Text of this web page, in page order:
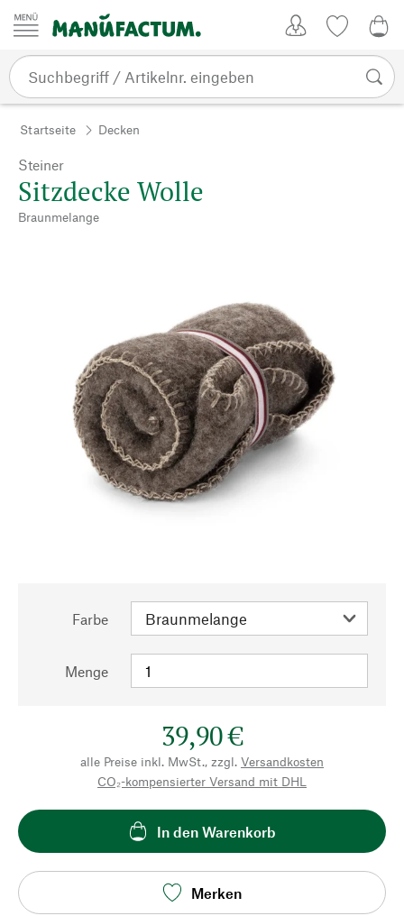
Zum Inhalt springen
Startseite Decken
Steiner
Sitzdecke Wolle
Braunmelange
Farbe
Menge
39,90 €
alle Preise inkl. MwSt., zzgl. Versandkosten
CO₂-kompensierter Versand mit DHL
In den Warenkorb
Merken